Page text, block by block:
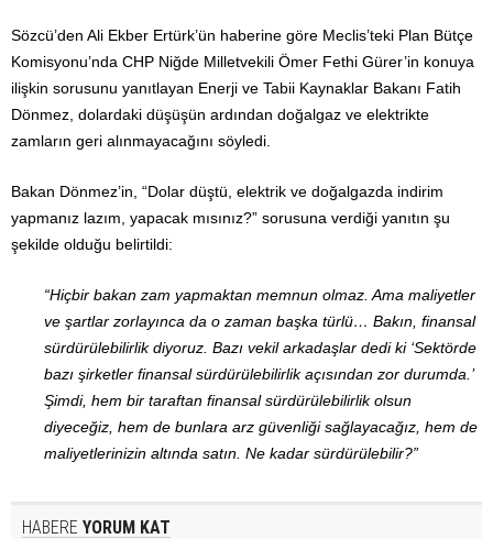
Sözcü’den Ali Ekber Ertürk’ün haberine göre Meclis’teki Plan Bütçe
Komisyonu’nda CHP Niğde Milletvekili Ömer Fethi Gürer’in konuya
ilişkin sorusunu yanıtlayan Enerji ve Tabii Kaynaklar Bakanı Fatih
Dönmez, dolardaki düşüşün ardından doğalgaz ve elektrikte
zamların geri alınmayacağını söyledi.
Bakan Dönmez’in, “Dolar düştü, elektrik ve doğalgazda indirim
yapmanız lazım, yapacak mısınız?” sorusuna verdiği yanıtın şu
şekilde olduğu belirtildi:
“Hiçbir bakan zam yapmaktan memnun olmaz. Ama maliyetler
ve şartlar zorlayınca da o zaman başka türlü… Bakın, finansal
sürdürülebilirlik diyoruz. Bazı vekil arkadaşlar dedi ki ‘Sektörde
bazı şirketler finansal sürdürülebilirlik açısından zor durumda.’
Şimdi, hem bir taraftan finansal sürdürülebilirlik olsun
diyeceğiz, hem de bunlara arz güvenliği sağlayacağız, hem de
maliyetlerinizin altında satın. Ne kadar sürdürülebilir?”
HABERE YORUM KAT